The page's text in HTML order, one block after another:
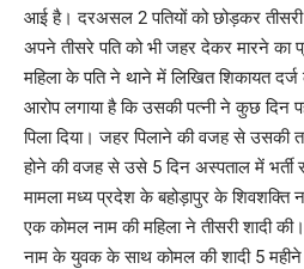
आई है। दरअसल 2 पतियों को छोड़कर तीसरी
अपने तीसरे पति को भी जहर देकर मारने का
महिला के पति ने थाने में लिखित शिकायत
आरोप लगाया है कि उसकी पत्नी ने कुछ दिन
पिला दिया। जहर पिलाने की वजह से उसकी
होने की वजह से उसे 5 दिन अस्पताल में भर्ती
मामला मध्य प्रदेश के बहोड़ापुर के शिवशक्ति
एक कोमल नाम की महिला ने तीसरी शादी की।
नाम के युवक के साथ कोमल की शादी 5